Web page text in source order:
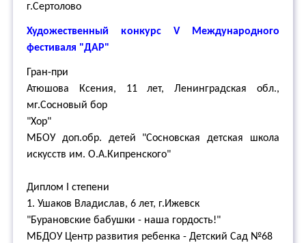
г.Сертолово
Художественный конкурс V Международного
фестиваля "ДАР"
Гран-при
Атюшова Ксения, 11 лет, Ленинградская обл.,
мг.Сосновый бор
"Хор"
МБОУ доп.обр. детей "Сосновская детская школа
искусств им. О.А.Кипренского"
Диплом I степени
1. Ушаков Владислав, 6 лет, г.Ижевск
"Бурановские бабушки - наша гордость!"
МБДОУ Центр развития ребенка - Детский Сад №68